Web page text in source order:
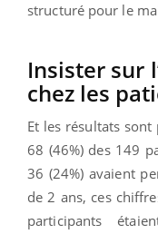
structuré pour le
Insister sur
chez les
Et les résultats
68 (46%) des 149
36 (24%) avaient
de 2 ans, ces
participants